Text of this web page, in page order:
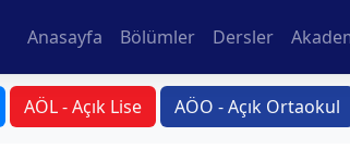
Anasayfa Bölümler Dersler
AÖL - Açık Lise AÖO - Açık Ortaokul